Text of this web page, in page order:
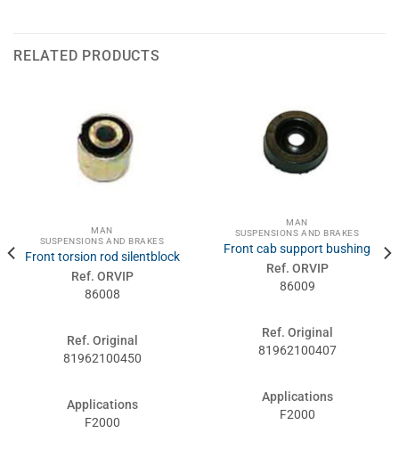
RELATED PRODUCTS
MAN
SUSPENSIONS AND BRAKES
Front torsion rod silentblock
Ref. ORVIP
86008
Ref. Original
81962100450
Applications
F2000
MAN
SUSPENSIONS AND BRAKES
Front cab support bushing
Ref. ORVIP
86009
Ref. Original
81962100407
Applications
F2000